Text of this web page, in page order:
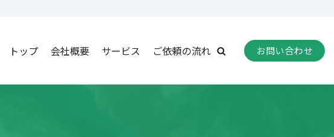
トップ 会社概要 サービス ご依頼の流れ お問い合わせ